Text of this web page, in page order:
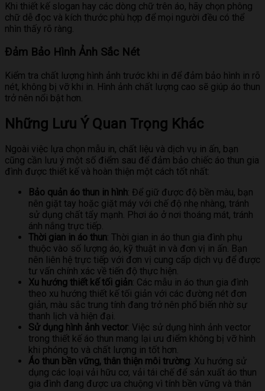
Khi thiết kế slogan hay các dòng chữ trên áo, hãy chọn phông
chữ dễ đọc và kích thước phù hợp để mọi người đều có thể
nhìn thấy rõ ràng.
Đảm Bảo Hình Ảnh Sắc Nét
Kiểm tra chất lượng hình ảnh trước khi in để đảm bảo hình in rõ
nét, không bị vỡ khi in. Hình ảnh chất lượng cao sẽ giúp áo thun
trở nên nổi bật hơn.
Những Lưu Ý Quan Trọng Khác
Ngoài việc lựa chọn mẫu in, chất liệu và dịch vụ in ấn, bạn
cũng cần lưu ý một số điểm sau để đảm bảo chiếc áo thun gia
đình được thiết kế và hoàn thiện một cách tốt nhất:
Bảo quản áo thun in hình: Để giữ được độ bền màu, bạn
nên giặt tay hoặc giặt máy với chế độ nhẹ nhàng, tránh
sử dụng chất tẩy mạnh. Phơi áo ở nơi thoáng mát, tránh
ánh nắng trực tiếp.
Thời gian in áo thun: Thời gian in áo thun gia đình phụ
thuộc vào số lượng áo, kỹ thuật in và đơn vị in ấn. Bạn
nên liên hệ trực tiếp với đơn vị cung cấp dịch vụ để được
tư vấn chính xác về tiến độ thực hiện.
Xu hướng thiết kế tối giản: Các mẫu in áo thun gia đình
theo xu hướng thiết kế tối giản với các đường nét đơn
giản, màu sắc trung tính đang trở nên phổ biến nhờ sự
thanh lịch và hiện đại.
Sử dụng hình ảnh vector: Việc sử dụng hình ảnh vector
trong thiết kế áo thun mang lại ưu điểm không bị vỡ hình
khi phóng to và chất lượng in tốt hơn.
Áo thun bền vững, thân thiện môi trường: Xu hướng sử
dụng các loại vải hữu cơ, vải tái chế để sản xuất áo thun
gia đình đang được ưa chuộng vì tính bền vững và thân